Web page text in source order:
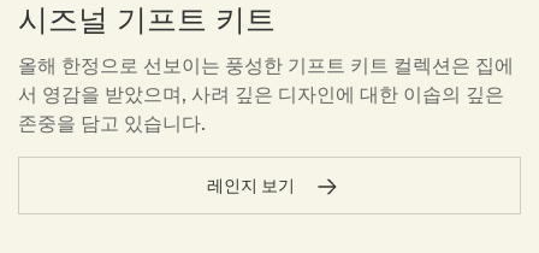
시즈널 기프트 키트
올해 한정으로 선보이는 풍성한 기프트 키트 컬렉션은 집에
서 영감을 받았으며, 사려 깊은 디자인에 대한 이솝의 깊은
존중을 담고 있습니다.
레인지 보기